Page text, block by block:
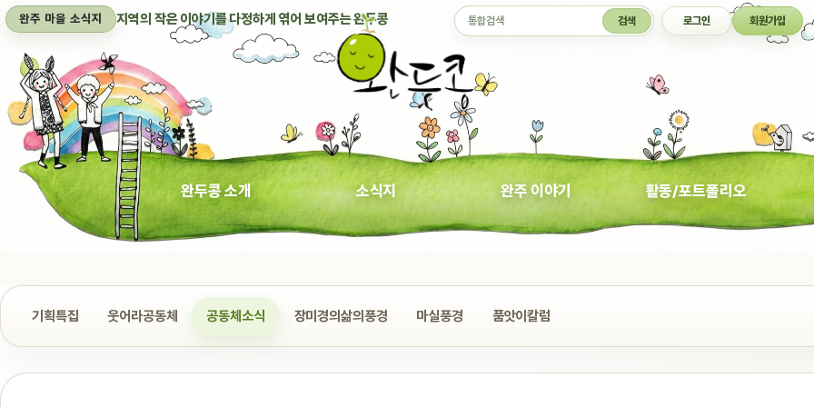
완주 마을 소식지 지역의 작은 이야기를 다정하게 엮어 보여주는 완두콩 통합검색 검색 로그인 회원가입
완두콩 소개 소식지 완주 이야기 활동/포트폴리오
기획특집 웃어라공동체 공동체소식 장미경의삶의풍경 마실풍경 품앗이칼럼